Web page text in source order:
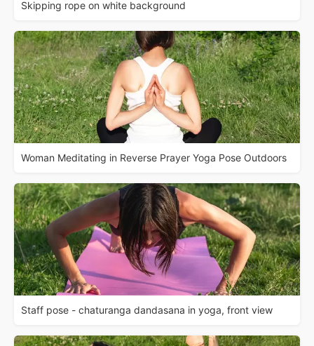
Skipping rope on white background
Woman Meditating in Reverse Prayer Yoga Pose Outdoors
Staff pose - chaturanga dandasana in yoga, front view